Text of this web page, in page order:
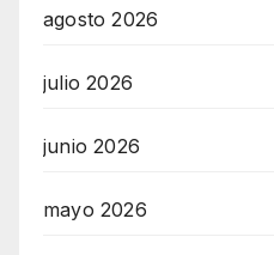
agosto 2026
julio 2026
junio 2026
mayo 2026